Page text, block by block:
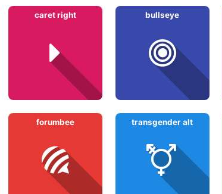
caret right bullseye
forumbee transgender alt